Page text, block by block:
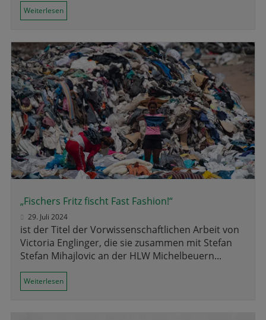
Weiterlesen
„Fischers Fritz fischt Fast Fashion!“
29. Juli 2024
ist der Titel der Vorwissenschaftlichen Arbeit von
Victoria Englinger, die sie zusammen mit Stefan
Stefan Mihajlovic an der HLW Michelbeuern...
Weiterlesen